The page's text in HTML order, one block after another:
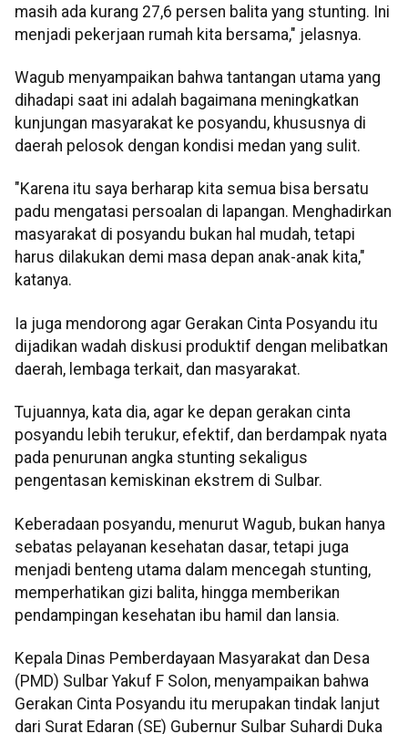
masih ada kurang 27,6 persen balita yang stunting. Ini
menjadi pekerjaan rumah kita bersama," jelasnya.
Wagub menyampaikan bahwa tantangan utama yang
dihadapi saat ini adalah bagaimana meningkatkan
kunjungan masyarakat ke posyandu, khususnya di
daerah pelosok dengan kondisi medan yang sulit.
"Karena itu saya berharap kita semua bisa bersatu
padu mengatasi persoalan di lapangan. Menghadirkan
masyarakat di posyandu bukan hal mudah, tetapi
harus dilakukan demi masa depan anak-anak kita,"
katanya.
Ia juga mendorong agar Gerakan Cinta Posyandu itu
dijadikan wadah diskusi produktif dengan melibatkan
daerah, lembaga terkait, dan masyarakat.
Tujuannya, kata dia, agar ke depan gerakan cinta
posyandu lebih terukur, efektif, dan berdampak nyata
pada penurunan angka stunting sekaligus
pengentasan kemiskinan ekstrem di Sulbar.
Keberadaan posyandu, menurut Wagub, bukan hanya
sebatas pelayanan kesehatan dasar, tetapi juga
menjadi benteng utama dalam mencegah stunting,
memperhatikan gizi balita, hingga memberikan
pendampingan kesehatan ibu hamil dan lansia.
Kepala Dinas Pemberdayaan Masyarakat dan Desa
(PMD) Sulbar Yakuf F Solon, menyampaikan bahwa
Gerakan Cinta Posyandu itu merupakan tindak lanjut
dari Surat Edaran (SE) Gubernur Sulbar Suhardi Duka